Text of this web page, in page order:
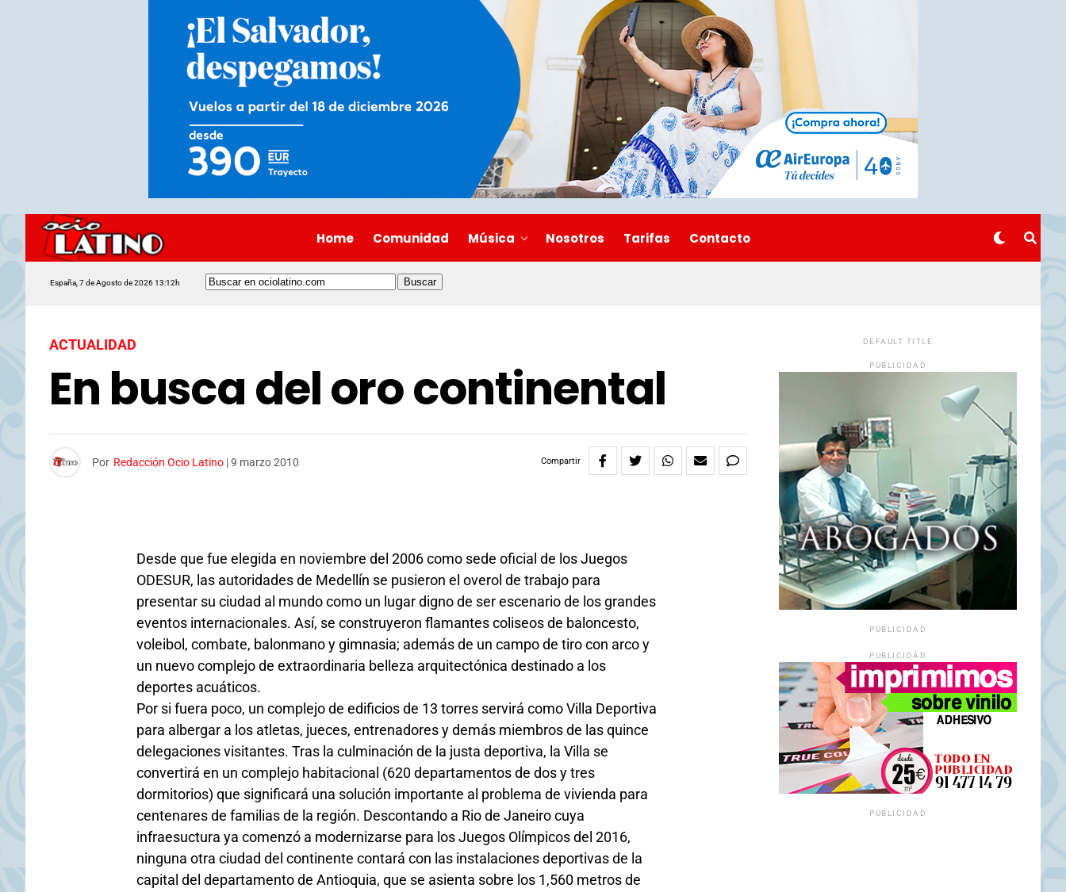
Home Comunidad Música Nosotros Tarifas Contacto
España, 7 de Agosto de 2026 13:12h
ACTUALIDAD
En busca del oro continental
Por Redacción Ocio Latino |9 marzo 2010 Compartir
Desde que fue elegida en noviembre del 2006 como sede oficial de los Juegos
ODESUR, las autoridades de Medellín se pusieron el overol de trabajo para
presentar su ciudad al mundo como un lugar digno de ser escenario de los grandes
eventos internacionales. Así, se construyeron flamantes coliseos de baloncesto,
voleibol, combate, balonmano y gimnasia; además de un campo de tiro con arco y
un nuevo complejo de extraordinaria belleza arquitectónica destinado a los
deportes acuáticos.
Por si fuera poco, un complejo de edificios de 13 torres servirá como Villa Deportiva
para albergar a los atletas, jueces, entrenadores y demás miembros de las quince
delegaciones visitantes. Tras la culminación de la justa deportiva, la Villa se
convertirá en un complejo habitacional (620 departamentos de dos y tres
dormitorios) que significará una solución importante al problema de vivienda para
centenares de familias de la región. Descontando a Rio de Janeiro cuya
infraesuctura ya comenzó a modernizarse para los Juegos Olímpicos del 2016,
ninguna otra ciudad del continente contará con las instalaciones deportivas de la
capital del departamento de Antioquia, que se asienta sobre los 1,560 metros de
DEFAULT TITLE
PUBLICIDAD
PUBLICIDAD
PUBLICIDAD
PUBLICIDAD